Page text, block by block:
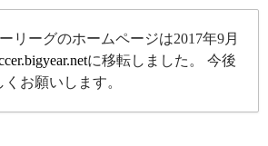
リーグのホームページは2017年9月
に移転しました。 今後
お願いします。